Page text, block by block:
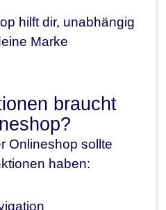
hilft dir, unabhängig
Marke
braucht
Onlineshop sollte
haben: